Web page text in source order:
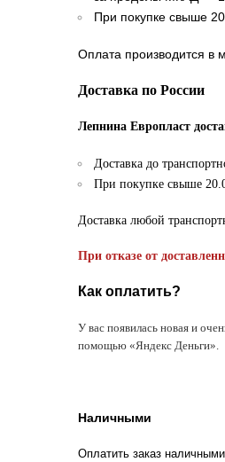
При покупке свыше
Оплата производится в
Доставка по России
Лепнина Европласт
Доставка до
При покупке свыше
Доставка любой
При отказе от
Как оплатить?
У вас появилась новая и
помощью «Яндекс Деньги».
Наличными
Оплатить заказ